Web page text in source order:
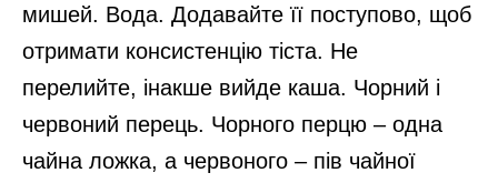
мишей. Вода. Додавайте її поступово, щоб
отримати консистенцію тіста. Не
перелийте, інакше вийде каша. Чорний і
червоний перець. Чорного перцю – одна
чайна ложка, а червоного – пів чайної